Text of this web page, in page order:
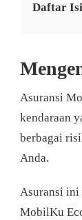
Daftar Isi
Asuransi
kendaraan
berbagai
Anda.
Asuransi ini
MobilKu